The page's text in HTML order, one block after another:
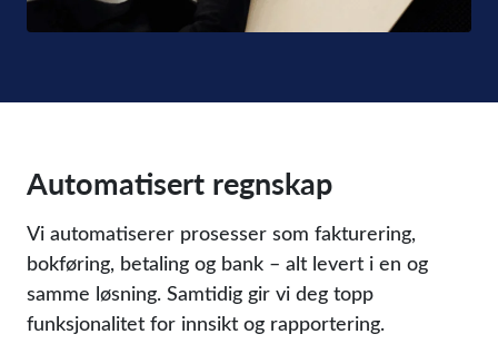
Automatisert regnskap
Vi automatiserer prosesser som fakturering,
bokføring, betaling og bank – alt levert i en og
samme løsning. Samtidig gir vi deg topp
funksjonalitet for innsikt og rapportering.